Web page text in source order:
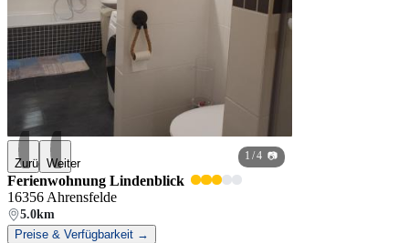
ZurückWeiter
1 / 4 📷
Ferienwohnung Lindenblick
16356 Ahrensfelde
5.0km
Preise & Verfügbarkeit →